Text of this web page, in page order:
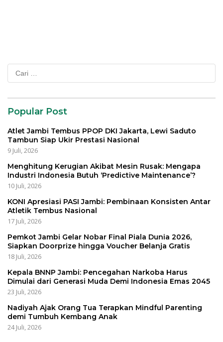
Cari
untuk:
Popular Post
Atlet Jambi Tembus PPOP DKI Jakarta, Lewi Saduto
Tambun Siap Ukir Prestasi Nasional
9 Juli, 2026
Menghitung Kerugian Akibat Mesin Rusak: Mengapa
Industri Indonesia Butuh ‘Predictive Maintenance’?
10 Juli, 2026
KONI Apresiasi PASI Jambi: Pembinaan Konsisten Antar
Atletik Tembus Nasional
17 Juli, 2026
Pemkot Jambi Gelar Nobar Final Piala Dunia 2026,
Siapkan Doorprize hingga Voucher Belanja Gratis
18 Juli, 2026
Kepala BNNP Jambi: Pencegahan Narkoba Harus
Dimulai dari Generasi Muda Demi Indonesia Emas 2045
23 Juli, 2026
Nadiyah Ajak Orang Tua Terapkan Mindful Parenting
demi Tumbuh Kembang Anak
24 Juli, 2026